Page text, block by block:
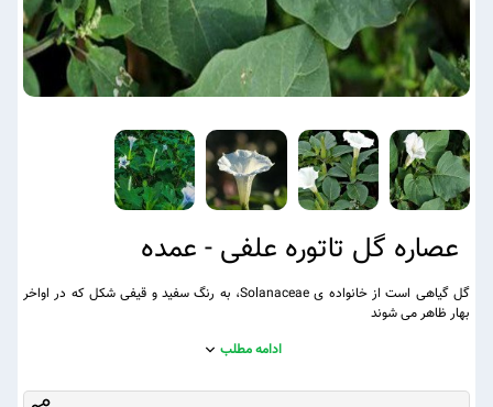
عصاره گل تاتوره علفی - عمده
گل گیاهی است از خانواده ی Solanaceae، به رنگ سفید و قیفی شکل که در اواخر
بهار ظاهر می شوند
ادامه مطلب